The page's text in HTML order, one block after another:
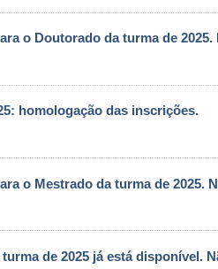
o Doutorado da turma de
homologação das inscrições.
o Mestrado da turma de 2025.
de 2025 já está disponível.